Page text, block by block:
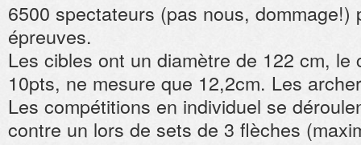
6500 spectateurs (pas nous, dommage!)
épreuves.
Les cibles ont un diamètre de 122 cm, le
10pts, ne mesure que 12,2cm. Les
Les compétitions en individuel se
contre un lors de sets de 3 flèches